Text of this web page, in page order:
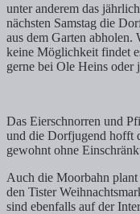
unter anderem das
nächsten Samstag die
aus dem Garten abholen.
keine Möglichkeit findet
gerne bei Ole Heins oder
Das Eierschnorren und
und die Dorfjugend hofft
gewohnt ohne
Auch die Moorbahn plant
den Tister
sind ebenfalls auf der